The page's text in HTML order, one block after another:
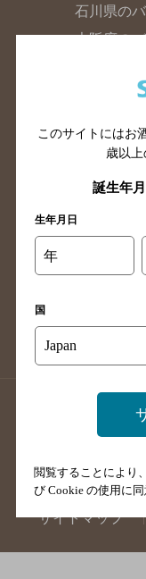
石川県の
大阪府の
滋賀県のバ
山口県の
島根県の
高知県の
長崎県の
店舗登録方法の
サイトマップ
このサイトにはお
歳以上
誕生年
生年月日
年
国
閲覧することにより、
び Cookie の使用に